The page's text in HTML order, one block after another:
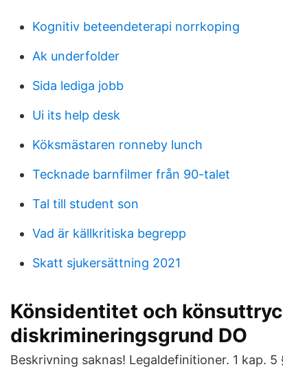
Kognitiv beteendeterapi norrkoping
Ak underfolder
Sida lediga jobb
Ui its help desk
Köksmästaren ronneby lunch
Tecknade barnfilmer från 90-talet
Tal till student son
Vad är källkritiska begrepp
Skatt sjukersättning 2021
Könsidentitet och
diskrimineringsgrund DO
Beskrivning saknas! Legaldefinitioner. 1 kap.